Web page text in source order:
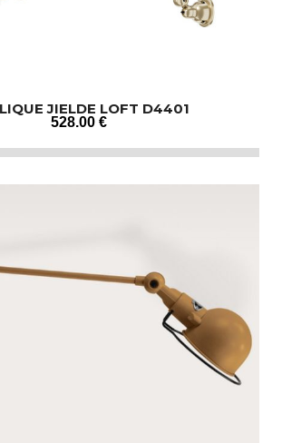
JIELDE LOFT D4401
528.00 €